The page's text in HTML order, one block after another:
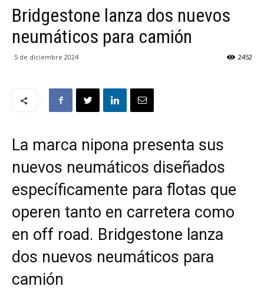
Bridgestone lanza dos nuevos
neumáticos para camión
5 de diciembre 2024 2452
La marca nipona presenta sus
nuevos neumáticos diseñados
específicamente para flotas que
operen tanto en carretera como
en off road. Bridgestone lanza
dos nuevos neumáticos para
camión